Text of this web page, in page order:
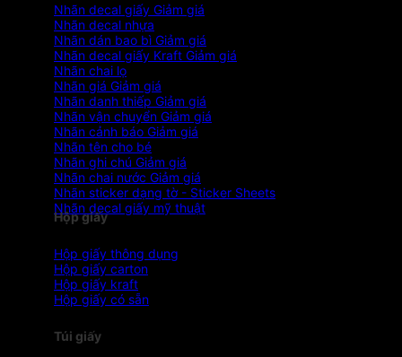
Nhãn decal giấy
Nhãn decal nhựa
Nhãn dán bao bì
Nhãn decal giấy Kraft
Nhãn chai lọ
Nhãn giá
Nhãn danh thiếp
Nhãn vận chuyển
Nhãn cảnh báo
Nhãn tên cho bé
Nhãn ghi chú
Nhãn chai nước
Nhãn sticker dạng tờ - Sticker Sheets
Nhãn decal giấy mỹ thuật
Hộp giấy
Hộp giấy thông dụng
Hộp giấy carton
Hộp giấy kraft
Hộp giấy có sẵn
Túi giấy